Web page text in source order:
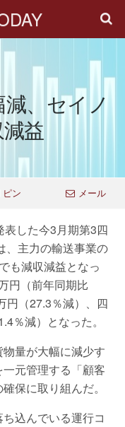
、セイノ
益
ピン メール
した今3月期第3四
、主力の輸送事業の
も減収減益となっ
円（前年同期比
円（27.3％減）、四
％減）となった。
量が大幅に減少す
元管理する「顧客
保に取り組んだ。
込んでいる運行コ